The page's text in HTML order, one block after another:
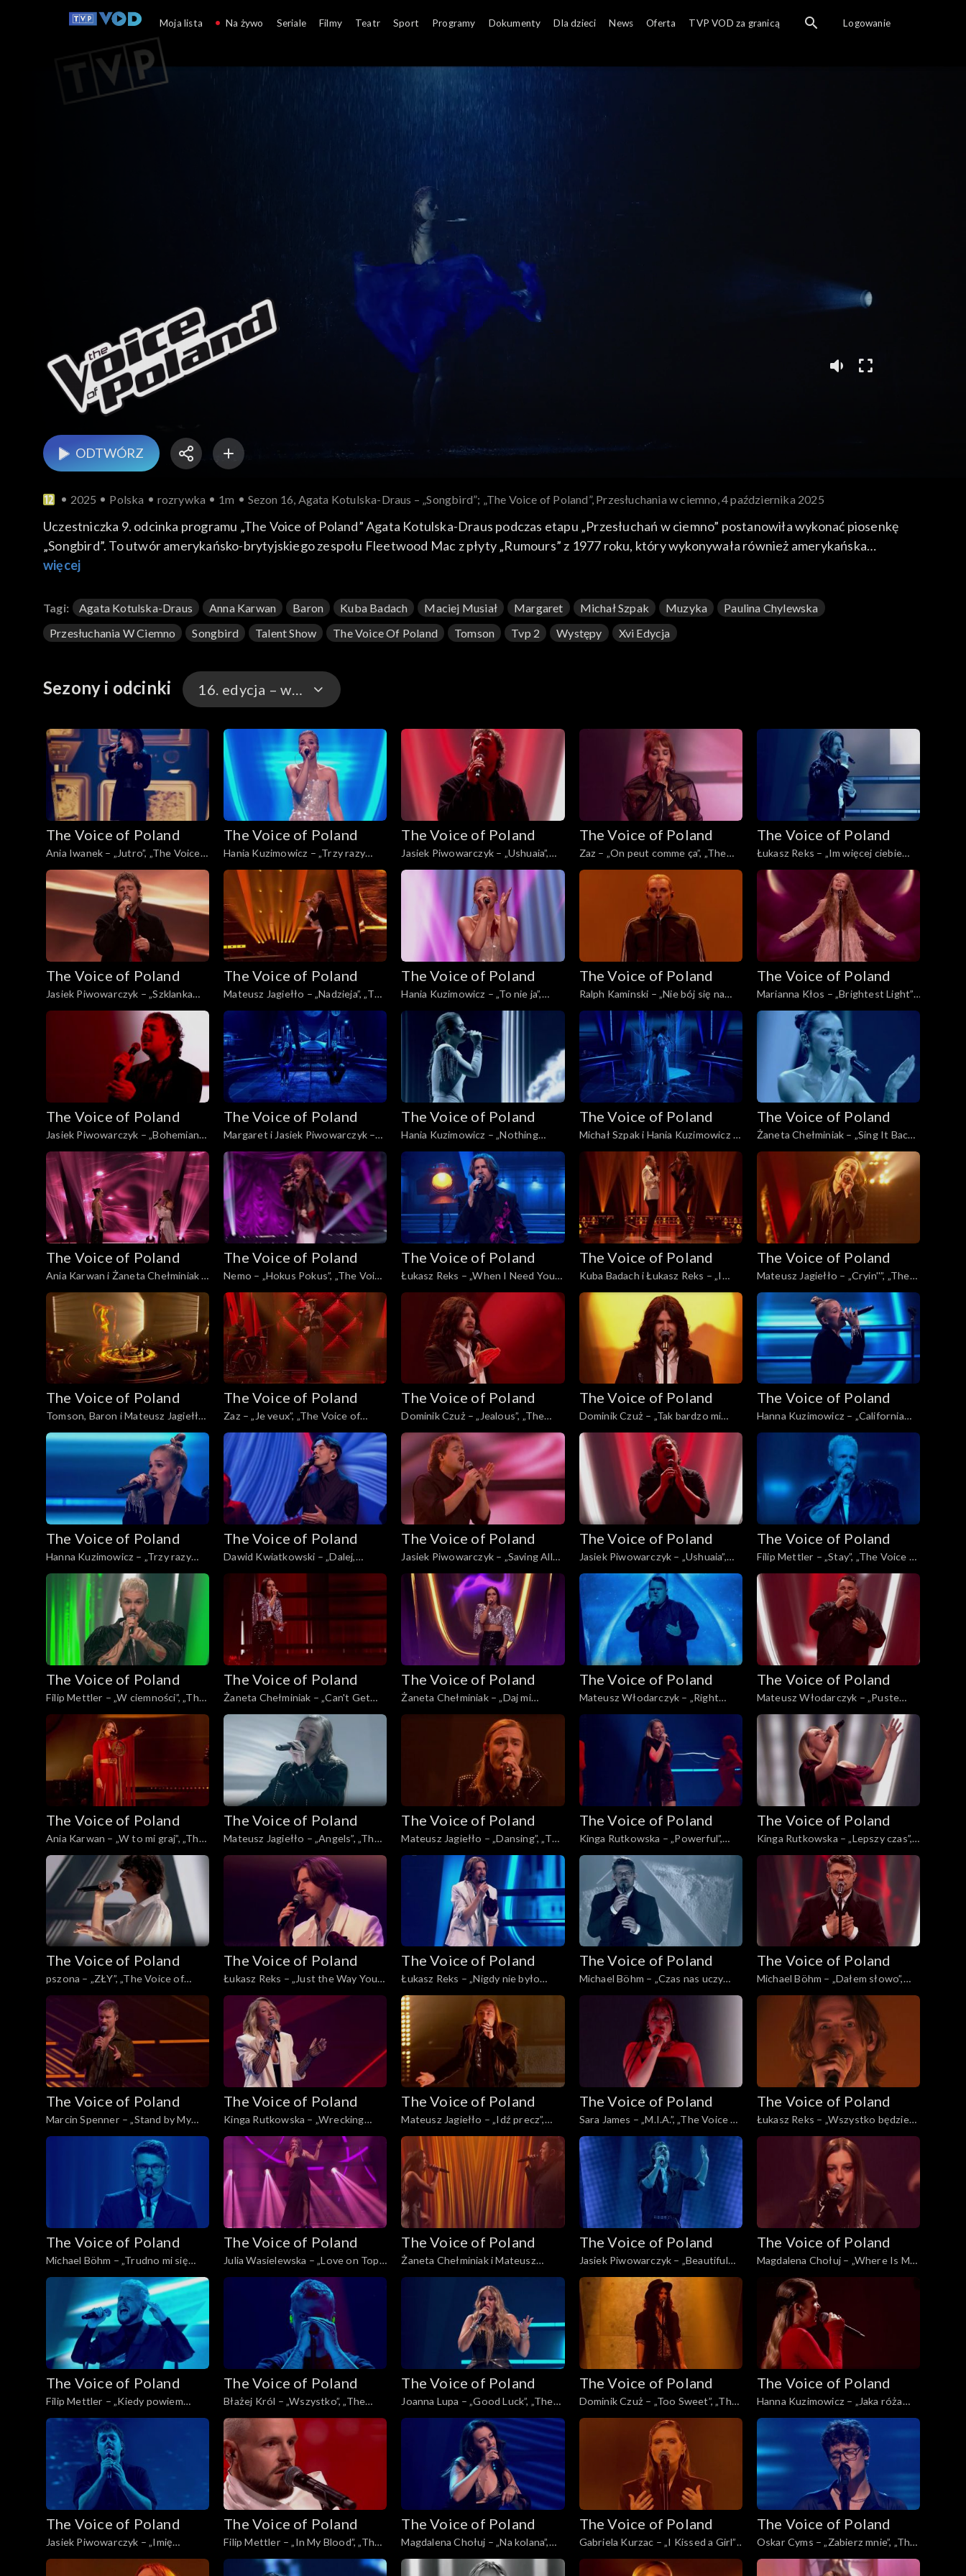
ODTWÓRZ
2025 Polska rozrywka 1m Sezon 16, Agata Kotulska-Draus – „Songbird”; „The Voice of Poland”, Przesłuchania w ciemno, 4 października 2025
Uczestniczka 9. odcinka programu „The Voice of Poland” Agata Kotulska-Draus podczas etapu „Przesłuchań w ciemno” postanowiła wykonać piosenkę
„Songbird”. To utwór amerykańsko-brytyjskiego zespołu Fleetwood Mac z płyty „Rumours” z 1977 roku, który wykonywała również amerykańska
wokalistka Eva Cassidy. Kotulska-Draus zaprezentowała swoją wersję przeboju 4 października 2025 roku na antenie TVP2.
więcej
Tagi: Agata Kotulska-Draus Anna Karwan Baron Kuba Badach Maciej Musiał Margaret Michał Szpak Muzyka
Paulina Chylewska
Przesłuchania W Ciemno
Songbird Talent Show The Voice Of Poland Tomson Tvp 2 Występy Xvi Edycja
Sezony i odcinki 16. edycja – występy
16. edycja – występy
16. edycja
15. edycja
15. edycja – występy
The Voice of Poland
Ania Iwanek – „Jutro”, „The Voice
of Poland”, Finał, 29 listopada 2025
The Voice of Poland
Hania Kuzimowicz – „Trzy razy
bardziej”, „The Voice of Poland”,
Finał, 29 listopada 2025
The Voice of Poland
Jasiek Piwowarczyk – „Ushuaia”,
„The Voice of Poland”, Finał, 29
The Voice of Poland
Zaz – „On peut comme ça”, „The
Voice of Poland”, Finał, 29
listopada 2025
The Voice of Poland
Łukasz Reks – „Im więcej ciebie
tym mniej”, „The Voice of Poland”,
Finał, 29 listopada 2025
The Voice of Poland
Jasiek Piwowarczyk – „Szklanka
wody'”, „The Voice of Poland”,
Finał, 29 listopada 2025
The Voice of Poland
Mateusz Jagiełło – „Nadzieja”, „The
Voice of Poland”, Finał, 29
listopada 2025
The Voice of Poland
Hania Kuzimowicz – „To nie ja”,
„The Voice of Poland”, Finał, 29
listopada 2025
The Voice of Poland
Ralph Kaminski – „Nie bój się na
zapas!'”, „The Voice of Poland”,
Finał, 29 listopada 2025
The Voice of Poland
Marianna Kłos – „Brightest Light”,
„The Voice of Poland”, Finał, 29
listopada 2025
The Voice of Poland
Jasiek Piwowarczyk – „Bohemian
Rhapsody”, „The Voice of Poland”,
Finał, 29 listopada 2025
The Voice of Poland
Margaret i Jasiek Piwowarczyk –
„Kochana”, „The Voice of Poland”,
Finał, 29 listopada 2025
The Voice of Poland
Hania Kuzimowicz – „Nothing
Compares 2U”, „The Voice of
Poland”, Finał, 29 listopada 2025
The Voice of Poland
Michał Szpak i Hania Kuzimowicz –
„E più ti penso”, „The Voice of
Poland”, Finał, 29 listopada 2025
The Voice of Poland
Żaneta Chełminiak – „Sing It Back”,
„The Voice of Poland”, Finał, 29
The Voice of Poland
Ania Karwan i Żaneta Chełminiak –
„I Wanna Dance with Somebody”,
„The Voice of Poland”, Finał, 29
listopada 2025
The Voice of Poland
Nemo – „Hokus Pokus”, „The Voice
of Poland”, Finał, 29 listopada 2025
The Voice of Poland
Łukasz Reks – „When I Need You”,
„The Voice of Poland”, Finał, 29
listopada 2025
The Voice of Poland
Kuba Badach i Łukasz Reks – „I
Wish”, „The Voice of Poland”, Finał,
29 listopada 2025
The Voice of Poland
Mateusz Jagiełło – „Cryin''”, „The
Voice of Poland”, Finał, 29
listopada 2025
The Voice of Poland
Tomson, Baron i Mateusz Jagiełło
– „Whole Lotta Love”, „The Voice
of Poland”, Finał, 29 listopada 2025
The Voice of Poland
Zaz – „Je veux”, „The Voice of
Poland”, Finał, 29 listopada 2025
The Voice of Poland
Dominik Czuż – „Jealous”, „The
Voice of Poland”, Live 3, 22
listopada 2025
The Voice of Poland
Dominik Czuż – „Tak bardzo mi
przykro”, „The Voice of Poland”,
Live 3, 22 listopada 2025
The Voice of Poland
Hanna Kuzimowicz – „California
Dreamin'”, „The Voice of Poland”,
Live 3, 22 listopada 2025
The Voice of Poland
Hanna Kuzimowicz – „Trzy razy
bardziej”, „The Voice of Poland”,
Live 3, 22 listopada 2025
The Voice of Poland
Dawid Kwiatkowski – „Dalej,
dalej!”, „The Voice of Poland”, Live
3, 22 listopada 2025
The Voice of Poland
Jasiek Piwowarczyk – „Saving All
My Love for You”, „The Voice of
Poland”, Live 3, 22 listopada 2025
The Voice of Poland
Jasiek Piwowarczyk – „Ushuaia”,
„The Voice of Poland”, Live 3, 22
listopada 2025
The Voice of Poland
Filip Mettler – „Stay”, „The Voice of
Poland”, Live 3, 22 listopada 2025
The Voice of Poland
Filip Mettler – „W ciemności”, „The
Voice of Poland”, Live 3, 22
listopada 2025
The Voice of Poland
Żaneta Chełminiak – „Can't Get
You Out of My Head”, „The Voice
of Poland”, Live 3, 22 listopada
The Voice of Poland
Żaneta Chełminiak – „Daj mi
odejść”, „The Voice of Poland”, Live
3, 22 listopada 2025
The Voice of Poland
Mateusz Włodarczyk – „Right
Here Waiting for You”, „The Voice
of Poland”, Live 3, 22 listopada
2025
The Voice of Poland
Mateusz Włodarczyk – „Puste
kartki”, „The Voice of Poland”, Live
3, 22 listopada 2025
The Voice of Poland
Ania Karwan – „W to mi graj”, „The
Voice of Poland”, Live 3, 22
listopada 2025
The Voice of Poland
Mateusz Jagiełło – „Angels”, „The
Voice of Poland”, Live 3, 22
The Voice of Poland
Mateusz Jagiełło – „Dansing”, „The
Voice of Poland”, Live 3, 22
listopada 2025
The Voice of Poland
Kinga Rutkowska – „Powerful”,
„The Voice of Poland”, Live 3, 22
listopada 2025
The Voice of Poland
Kinga Rutkowska – „Lepszy czas”,
„The Voice of Poland”, Live 3, 22
The Voice of Poland
pszona – „ZŁY”, „The Voice of
Poland”, Live 3, 22 listopada 2025
The Voice of Poland
Łukasz Reks – „Just the Way You
Are”, „The Voice of Poland”, Live 3,
22 listopada 2025
The Voice of Poland
Łukasz Reks – „Nigdy nie było
piękniej”, „The Voice of Poland”,
Live 3, 22 listopada 2025
The Voice of Poland
Michael Böhm – „Czas nas uczy
pogody”, „The Voice of Poland”,
Live 3, 22 listopada 2025
The Voice of Poland
Michael Böhm – „Dałem słowo”,
„The Voice of Poland”, Live 3, 22
listopada 2025
The Voice of Poland
Marcin Spenner – „Stand by My
Woman”, „The Voice of Poland”,
Live 2, 15 listopada 2025
The Voice of Poland
Kinga Rutkowska – „Wrecking
Ball”, „The Voice of Poland”, Live 2,
15 listopada 2025
The Voice of Poland
Mateusz Jagiełło – „Idź precz”,
„The Voice of Poland”, Live 2, 15
listopada 2025
The Voice of Poland
Sara James – „M.I.A.”, „The Voice of
Poland”, Live 2, 15 listopada 2025
The Voice of Poland
Łukasz Reks – „Wszystko będzie
dobrze”, „The Voice of Poland”,
Live 2, 15 listopada 2025
The Voice of Poland
Michael Böhm – „Trudno mi się
przyznać”, „The Voice of Poland”,
Live 2, 15 listopada 2025
The Voice of Poland
Julia Wasielewska – „Love on Top”,
„The Voice of Poland”, Live 2, 15
listopada 2025
The Voice of Poland
Żaneta Chełminiak i Mateusz
Włodarczyk – „Beneath Your
Beautiful”, „The Voice of Poland”,
Live 2, 15 listopada 2025
The Voice of Poland
Jasiek Piwowarczyk – „Beautiful
Things”, „The Voice of Poland”, Live
2, 15 listopada 2025
The Voice of Poland
Magdalena Chołuj – „Where Is My
Husband!”, „The Voice of Poland”,
Live 2, 15 listopada 2025
The Voice of Poland
Filip Mettler – „Kiedy powiem
sobie dość”, „The Voice of Poland”,
Live 2, 15 listopada 2025
The Voice of Poland
Błażej Król – „Wszystko”, „The
Voice of Poland”, Live 2, 15
listopada 2025
The Voice of Poland
Joanna Lupa – „Good Luck”, „The
Voice of Poland”, Live 2, 15
listopada 2025
The Voice of Poland
Dominik Czuż – „Too Sweet”, „The
Voice of Poland”, Live 2, 15
The Voice of Poland
Hanna Kuzimowicz – „Jaka róża
taki cierń”, „The Voice of Poland”,
Live 2, 15 listopada 2025
The Voice of Poland
Jasiek Piwowarczyk – „Imię
deszczu”, „The Voice of Poland”,
Live 1, 8 listopada 2025
The Voice of Poland
Filip Mettler – „In My Blood”, „The
Voice of Poland”, Live 1, 8
listopada 2025
The Voice of Poland
Magdalena Chołuj – „Na kolana”,
„The Voice of Poland”, Live 1, 8
listopada 2025
The Voice of Poland
Gabriela Kurzac – „I Kissed a Girl”,
„The Voice of Poland”, Live 1, 8
listopada 2025
The Voice of Poland
Oskar Cyms – „Zabierz mnie”, „The
Voice of Poland”, Live 1, 8
listopada 2025
Moja lista Na żywo Seriale Filmy Teatr Sport Programy Dokumenty Dla dzieci News Oferta TVP VOD za granicą Logowanie